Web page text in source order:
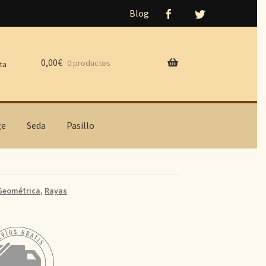
Blog
Seda Pasillo
0,00€ 0 productos
, Rayas